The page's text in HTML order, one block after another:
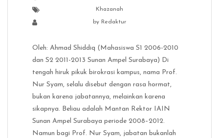
Khazanah
by Redaktur
Oleh: Ahmad Shiddiq (Mahasiswa S1 2006-2010
dan S2 2011-2013 Sunan Ampel Surabaya) Di
tengah hiruk pikuk birokrasi kampus, nama Prof.
Nur Syam, selalu disebut dengan rasa hormat,
bukan karena jabatannya, melainkan karena
sikapnya. Beliau adalah Mantan Rektor IAIN
Sunan Ampel Surabaya periode 2008–2012.
Namun bagi Prof. Nur Syam, jabatan bukanlah